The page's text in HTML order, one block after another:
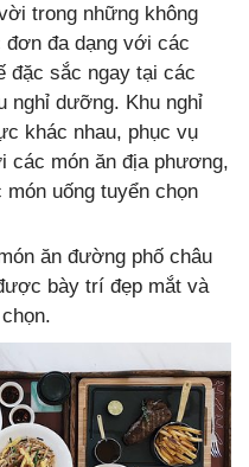
trong những không
đa dạng với các
đặc sắc ngay tại các
nghỉ dưỡng. Khu nghỉ
khác nhau, phục vụ
các món ăn địa phương,
uống tuyển chọn
ăn đường phố châu
bày trí đẹp mắt và